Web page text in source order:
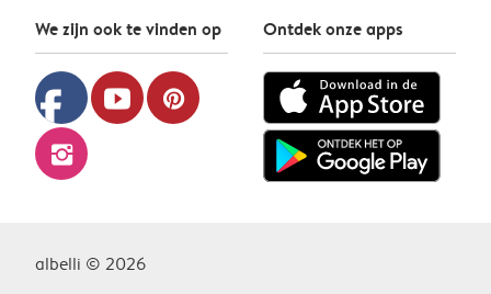
We zijn ook te vinden op
facebook youtube pinterest
instagram
Ontdek onze apps
albelli © 2026